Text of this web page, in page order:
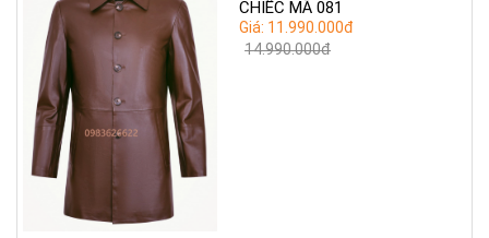
CHIẾC MÃ 081
Giá: 11.990.000đ
14.990.000đ